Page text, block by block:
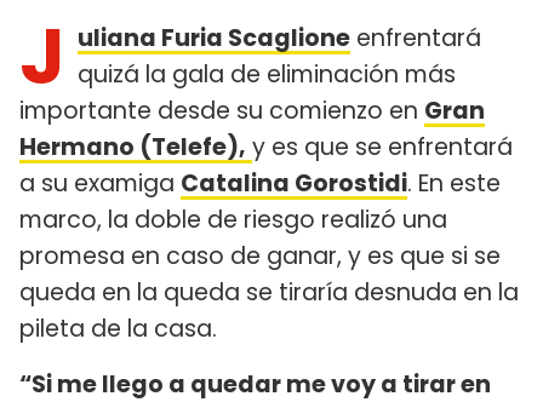
J uliana Furia Scaglione enfrentará
quizá la gala de eliminación más
importante desde su comienzo en Gran
Hermano (Telefe), y es que se enfrentará
a su examiga Catalina Gorostidi. En este
marco, la doble de riesgo realizó una
promesa en caso de ganar, y es que si se
queda en la queda se tiraría desnuda en la
pileta de la casa.
“Si me llego a quedar me voy a tirar en